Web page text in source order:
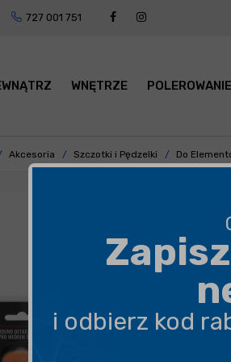
727 001 751
WNĘTRZE POLEROWANIE
Akcesoria Szczotki i Pędzelki Do
Wymienna
cm.
dalej
i odbierz kod